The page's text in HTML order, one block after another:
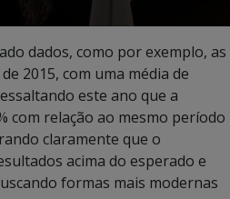
dados, como por exemplo, as
2015, com uma média de
este ano que a
com relação ao mesmo período
claramente que o
acima do esperado e
formas mais modernas